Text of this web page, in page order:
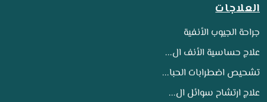
العلاجات
جراحة الجيوب الأنفية
علاج حساسية الأنف ال...
تشحيص اضطرابات الحبا...
علاج ارتشاح سوائل ال...